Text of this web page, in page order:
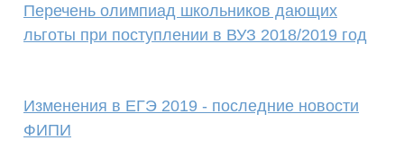
Перечень олимпиад школьников дающих
льготы при поступлении в ВУЗ 2018/2019 год
Изменения в ЕГЭ 2019 - последние новости
ФИПИ